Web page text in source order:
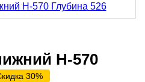
Н-570
30%